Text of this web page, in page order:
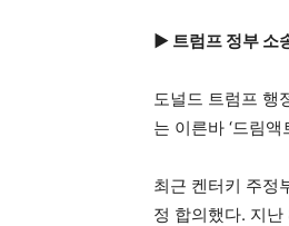
▶ 트럼프 정부 소
도널드 트럼프 행
는 이른바 ‘드림
최근 켄터키 주정
정 합의했다. 지